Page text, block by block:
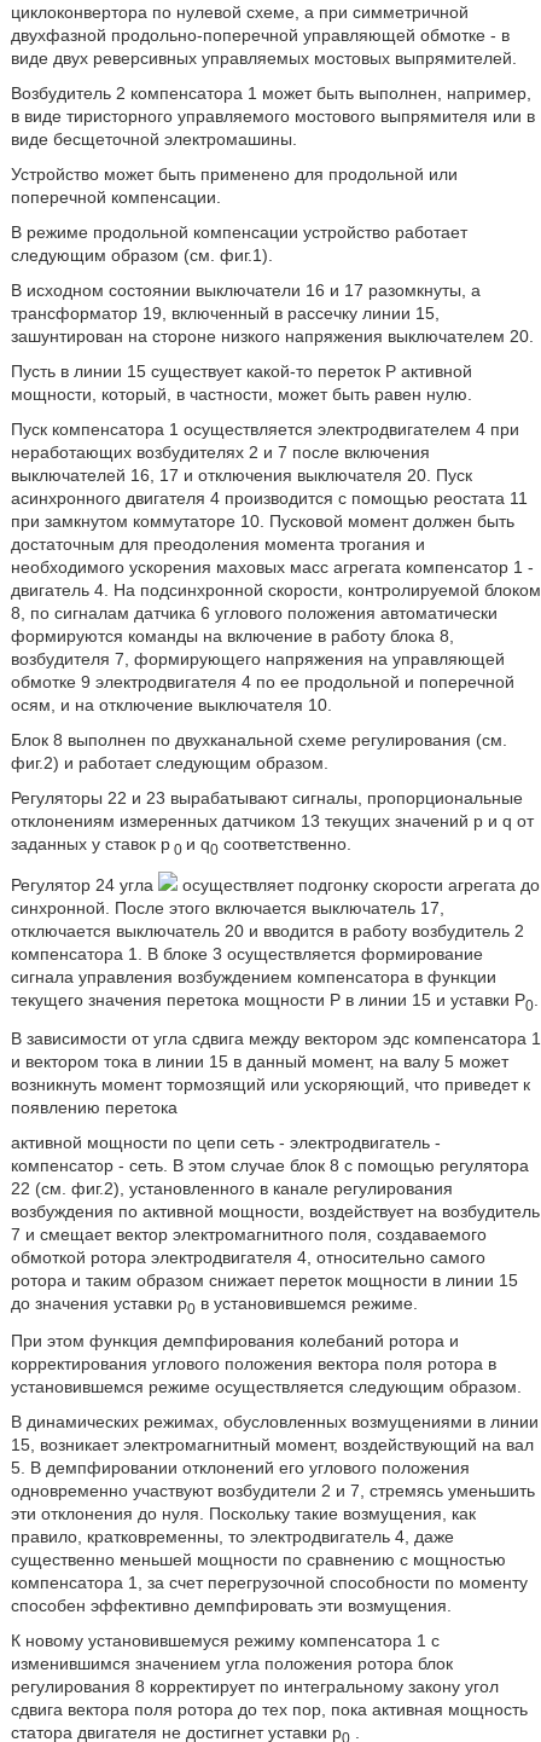
циклоконвертора по нулевой схеме, а при симметричной
двухфазной продольно-поперечной управляющей обмотке - в
виде двух реверсивных управляемых мостовых выпрямителей.
Возбудитель 2 компенсатора 1 может быть выполнен, например,
в виде тиристорного управляемого мостового выпрямителя или в
виде бесщеточной электромашины.
Устройство может быть применено для продольной или
поперечной компенсации.
В режиме продольной компенсации устройство работает
следующим образом (см. фиг.1).
В исходном состоянии выключатели 16 и 17 разомкнуты, а
трансформатор 19, включенный в рассечку линии 15,
зашунтирован на стороне низкого напряжения выключателем 20.
Пусть в линии 15 существует какой-то переток Р активной
мощности, который, в частности, может быть равен нулю.
Пуск компенсатора 1 осуществляется электродвигателем 4 при
неработающих возбудителях 2 и 7 после включения
выключателей 16, 17 и отключения выключателя 20. Пуск
асинхронного двигателя 4 производится с помощью реостата 11
при замкнутом коммутаторе 10. Пусковой момент должен быть
достаточным для преодоления момента трогания и
необходимого ускорения маховых масс агрегата компенсатор 1 -
двигатель 4. На подсинхронной скорости, контролируемой блоком
8, по сигналам датчика 6 углового положения автоматически
формируются команды на включение в работу блока 8,
возбудителя 7, формирующего напряжения на управляющей
обмотке 9 электродвигателя 4 по ее продольной и поперечной
осям, и на отключение выключателя 10.
Блок 8 выполнен по двухканальной схеме регулирования (см.
фиг.2) и работает следующим образом.
Регуляторы 22 и 23 вырабатывают сигналы, пропорциональные
отклонениям измеренных датчиком 13 текущих значений р и q от
заданных у ставок р0 и q0соответственно.
Регулятор 24 угла
осуществляет подгонку скорости агрегата до
синхронной. После этого включается выключатель 17,
отключается выключатель 20 и вводится в работу возбудитель 2
компенсатора 1. В блоке 3 осуществляется формирование
сигнала управления возбуждением компенсатора в функции
текущего значения перетока мощности Р в линии 15 и уставки Р0.
В зависимости от угла сдвига между вектором эдс компенсатора 1
и вектором тока в линии 15 в данный момент, на валу 5 может
возникнуть момент тормозящий или ускоряющий, что приведет к
появлению перетока
активной мощности по цепи сеть - электродвигатель -
компенсатор - сеть. В этом случае блок 8 с помощью регулятора
22 (см. фиг.2), установленного в канале регулирования
возбуждения по активной мощности, воздействует на возбудитель
7 и смещает вектор электромагнитного поля, создаваемого
обмоткой ротора электродвигателя 4, относительно самого
ротора и таким образом снижает переток мощности в линии 15
до значения уставки р0в установившемся режиме.
При этом функция демпфирования колебаний ротора и
корректирования углового положения вектора поля ротора в
установившемся режиме осуществляется следующим образом.
В динамических режимах, обусловленных возмущениями в линии
15, возникает электромагнитный момент, воздействующий на вал
5. В демпфировании отклонений его углового положения
одновременно участвуют возбудители 2 и 7, стремясь уменьшить
эти отклонения до нуля. Поскольку такие возмущения, как
правило, кратковременны, то электродвигатель 4, даже
существенно меньшей мощности по сравнению с мощностью
компенсатора 1, за счет перегрузочной способности по моменту
способен эффективно демпфировать эти возмущения.
К новому установившемуся режиму компенсатора 1 с
изменившимся значением угла положения ротора блок
регулирования 8 корректирует по интегральному закону угол
сдвига вектора поля ротора до тех пор, пока активная мощность
статора двигателя не достигнет уставки р0.